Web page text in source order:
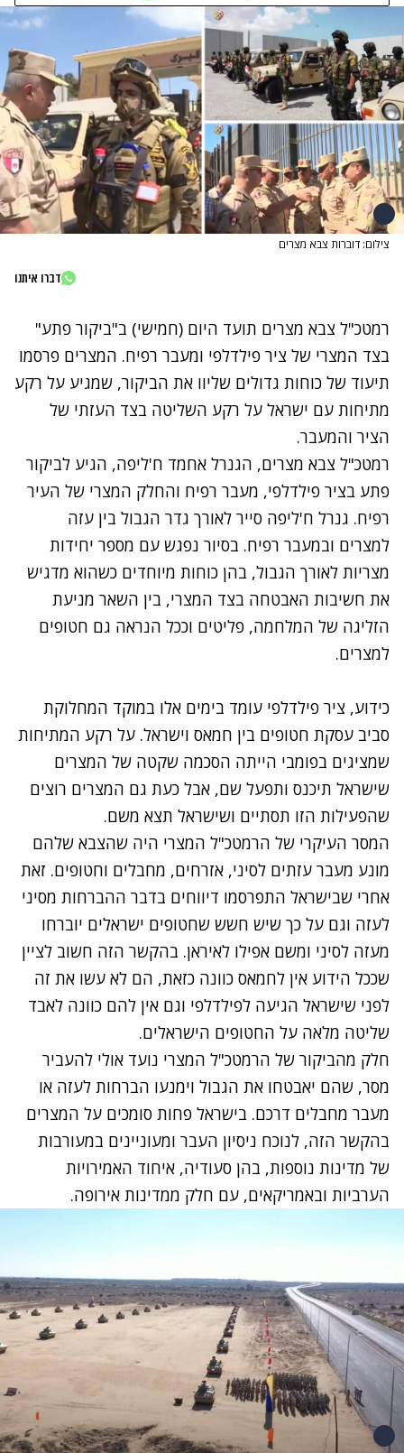
צילום: דוברות צבא מצרים
דברו איתנו
רמטכ"ל צבא מצרים תועד היום (חמישי) ב"ביקור פתע"
בצד המצרי של ציר פילדלפי ומעבר רפיח. המצרים פרסמו
תיעוד של כוחות גדולים שליוו את הביקור, שמגיע על רקע
מתיחות עם ישראל על רקע השליטה בצד העזתי של
הציר והמעבר.
רמטכ"ל צבא מצרים, הגנרל אחמד ח'ליפה, הגיע לביקור
פתע בציר פילדלפי, מעבר רפיח והחלק המצרי של העיר
רפיח. גנרל ח'ליפה סייר לאורך גדר הגבול בין עזה
למצרים ובמעבר רפיח. בסיור נפגש עם מספר יחידות
מצריות לאורך הגבול, בהן כוחות מיוחדים כשהוא מדגיש
את חשיבות האבטחה בצד המצרי, בין השאר מניעת
הזליגה של המלחמה, פליטים וככל הנראה גם חטופים
למצרים.
נתקלנו בבעיה
נסה שוב
כידוע, ציר פילדלפי עומד בימים אלו במוקד המחלוקת
סביב עסקת חטופים בין חמאס וישראל. על רקע המתיחות
שמציגים בפומבי הייתה הסכמה שקטה של המצרים
שישראל תיכנס ותפעל שם, אבל כעת גם המצרים רוצים
שהפעילות הזו תסתיים ושישראל תצא משם.
המסר העיקרי של הרמטכ"ל המצרי היה שהצבא שלהם
מונע מעבר עזתים לסיני, אזרחים, מחבלים וחטופים. זאת
אחרי שבישראל התפרסמו דיווחים בדבר ההברחות מסיני
לעזה וגם על כך שיש חשש שחטופים ישראלים יוברחו
מעזה לסיני ומשם אפילו לאיראן. בהקשר הזה חשוב לציין
שככל הידוע אין לחמאס כוונה כזאת, הם לא עשו את זה
לפני שישראל הגיעה לפילדלפי וגם אין להם כוונה לאבד
שליטה מלאה על החטופים הישראלים.
חלק מהביקור של הרמטכ"ל המצרי נועד אולי להעביר
מסר, שהם יאבטחו את הגבול וימנעו הברחות לעזה או
מעבר מחבלים דרכם. בישראל פחות סומכים על המצרים
בהקשר הזה, לנוכח ניסיון העבר ומעוניינים במעורבות
של מדינות נוספות, בהן סעודיה, איחוד האמירויות
הערביות ובאמריקאים, עם חלק ממדינות אירופה.